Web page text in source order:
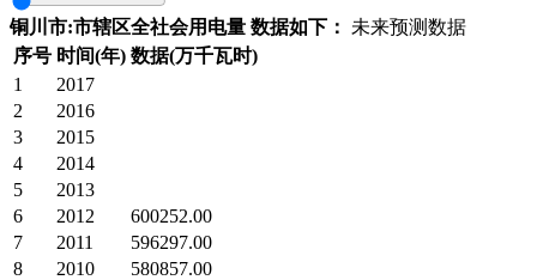
铜川市:市辖区全社会用电量 数据如下：
未来预测数据
序号 时间(年) 数据(万千瓦时)
1
2017
2
2016
3
2015
4
2014
5
2013
6
2012
600252.00
7
2011
596297.00
8
2010
580857.00